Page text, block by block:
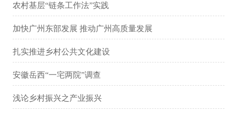
农村基层“链条工作法”实践
加快广州东部发展 推动广州高质量发展
扎实推进乡村公共文化建设
安徽岳西“一宅两院”调查
浅论乡村振兴之产业振兴